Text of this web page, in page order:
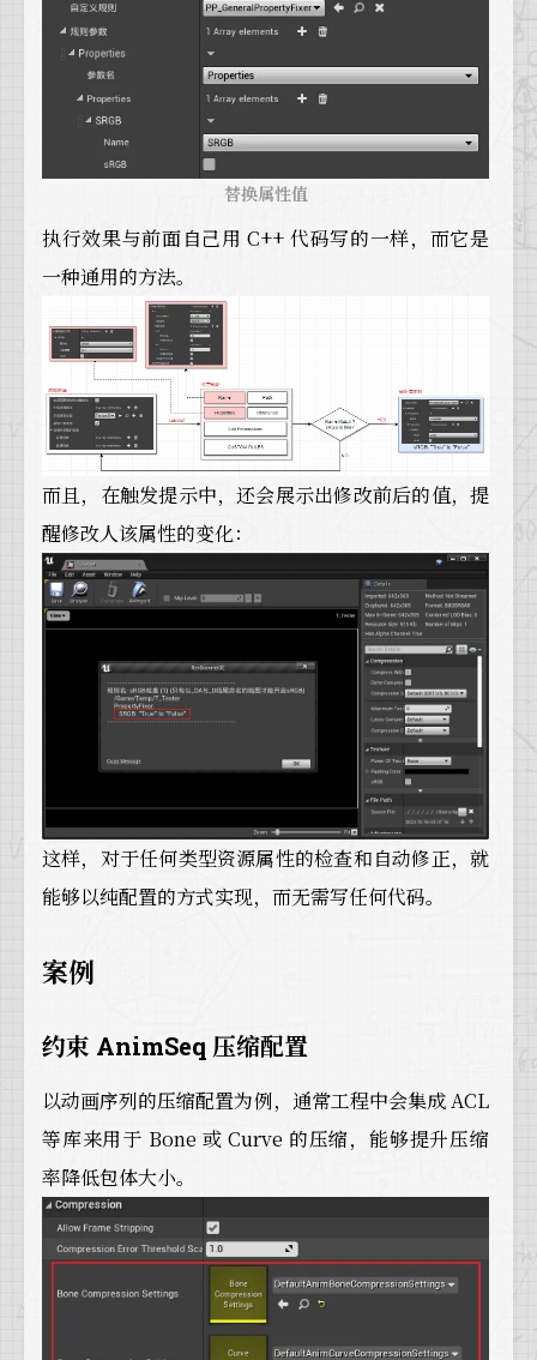
替换属性值
执行效果与前面自己用 C++ 代码写的一样，而它是
一种通用的方法。
而且，在触发提示中，还会展示出修改前后的值，提
醒修改人该属性的变化：
这样，对于任何类型资源属性的检查和自动修正，就
能够以纯配置的方式实现，而无需写任何代码。
案例
约束 AnimSeq 压缩配置
以动画序列的压缩配置为例，通常工程中会集成 ACL
等库来用于 Bone 或 Curve 的压缩，能够提升压缩
率降低包体大小。